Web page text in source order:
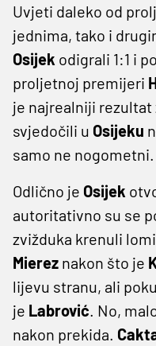
Uvjeti daleko od
jednima, tako i
Osijek odigrali 1:1 i
proljetnoj premijeri
je najrealniji rezultat
svjedočili u Osijeku
samo ne nogometni.
Odlično je Osijek
autoritativno su se
zvižduka krenuli
Mierez nakon što je
lijevu stranu, ali
je Labrović. No,
nakon prekida.